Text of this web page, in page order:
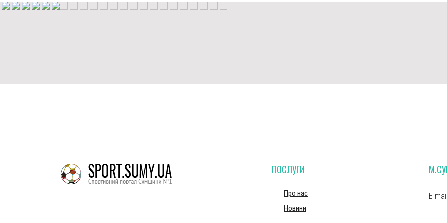
ПОСЛУГИ
Про нас
Новини
E-